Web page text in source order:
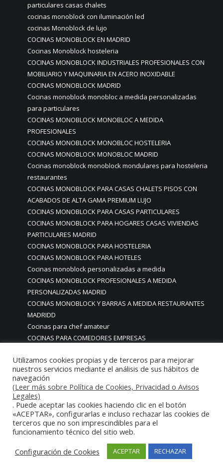
particulares casas chalets
cocinas monoblock con iluminación led
cocinas Monoblock de lujo
COCINAS MONOBLOCK EN MADRID
Cocinas Monoblock hosteleria
COCINAS MONOBLOCK INDUSTRIALES PROFESIONALES CON
MOBILIARIO Y MAQUINARIA EN ACERO INOXIDABLE
COCINAS MONOBLOCK MADRID
Cocinas monoblock monobloc a medida personalizadas
para particulares
COCINAS MONOBLOCK MONOBLOC A MEDIDA
PROFESIONALES
COCINAS MONOBLOCK MONOBLOC HOSTELERIA
COCINAS MONOBLOCK MONOBLOC MADRID
Cocinas monoblock monoblock mondulares para hosteleria
restaurantes
COCINAS MONOBLOCK PARA CASAS CHALETS PISOS CON
ACABADOS DE ALTA GAMA PREMIUM LUJO
COCINAS MONOBLOCK PARA CASAS PARTICULARES
COCINAS MONOBLOCK PARA HOGARES CASAS VIVIENDAS
PARTICULARES MADRID
COCINAS MONOBLOCK PARA HOSTELERIA
COCINAS MONOBLOCK PARA HOTELES
Cocinas monoblock personalizadas a medida
COCINAS MONOBLOCK PROFESIONALES A MEDIDA
PERSONALIZADAS MADRID
COCINAS MONOBLOCK Y BARRAS A MEDIDA RESTAURANTES
MADRIDD
Cocinas para chef amateur
COCINAS PARA COMEDORES EMPRESAS
COCINAS PARA FOODTRUCKS FOOD TRUCK
COCINAS PARA HOSTELERÍA O PARA HOGARES
PARTICULARES
COCINAS PARA HOTELES BUFFETS
COCINAS PARA PARTICULARES Y HOSTELERIA
COCINAS PARA RESTAURANTES
COCINAS PARA RESTAURANTES HOTELES EN MADRID
COCINAS PARA TERRAZAS EN MADRID ESPAÑA
Utilizamos cookies propias y de terceros para mejorar
nuestros servicios mediante el análisis de sus hábitos de
navegación
(Leer más sobre Política de Cookies, Privacidad o Avisos
Legales)
. Puede aceptar las cookies haciendo clic en el botón
«ACEPTAR», configurarlas e incluso rechazar las cookies de
terceros que no son imprescindibles para el
funcionamiento técnico del sitio web.
Configuración de Cookies
ACEPTAR RECHAZAR